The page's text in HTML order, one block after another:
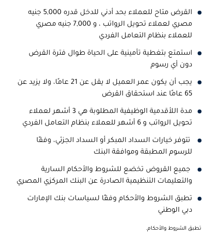
القرض متاح للعملاء بحد أدني للدخل قدره 5,000 جنيه
مصري لعملاء تحويل الرواتب ، و 7,000 جنيه مصري
للعملاء بنظام التعامل الفردي
استمتع بتغطية تأمينية على الحياة طوال فترة القرض
دون أي رسوم
يجب أن يكون عمر العميل لا يقل عن 21 عامًا، ولا يزيد عن
65 عامًا عند استحقاق القرض
مدة اللأقدمية الوظيفية المطلوبة هي 3 أشهر لعملاء
تحويل الرواتب و 6 أشهر للعملاء بنظام التعامل الفردي
تتوفر خيارات السداد المبكر أو السداد الجزئي، وفقًا
للرسوم المطبقة وموافقة البنك
جميع القروض تخضع للشروط والأحكام السارية
والتعليمات التنظيمية الصادرة عن البنك المركزي المصري
تطبق الشروط والأحكام وفقًا لسياسات بنك الإمارات
دبي الوطني
تطبق الشروط والأحكام.